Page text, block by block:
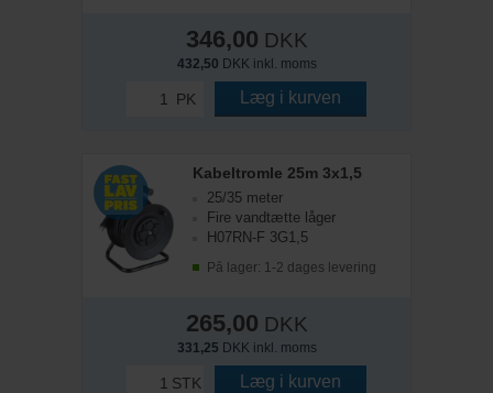
346,00 DKK
432,50 DKK inkl. moms
PK Læg i kurven
Kabeltromle 25m 3x1,5
25/35 meter
Fire vandtætte låger
H07RN-F 3G1,5
På lager: 1-2 dages levering
265,00 DKK
331,25 DKK inkl. moms
STK Læg i kurven